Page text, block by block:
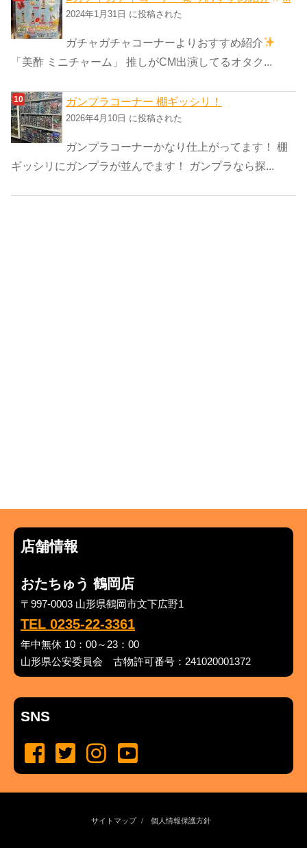
2024年1月31日 に投稿された
ガチャガチャコーナーよりおすすめ紹介
「美酢 ミニチャーム」 推しがCM出演してるオタク...
ガンプラコーナー 棚ギッシリ！
2026年4月10日 に投稿された
ガンプラコーナーかなり仕上がってます！ 棚
ギッシリにガンプラが並んでます！ ガンプラなら探...
店舗情報
おたちゅう 鶴岡店
〒997-0003 山形県鶴岡市文下広野1
TEL 0235-22-3361
年中無休 10：00～23：00
山形県公安委員会 古物許可番号：241020001372
SNS
サイトマップ 個人情報保護方針